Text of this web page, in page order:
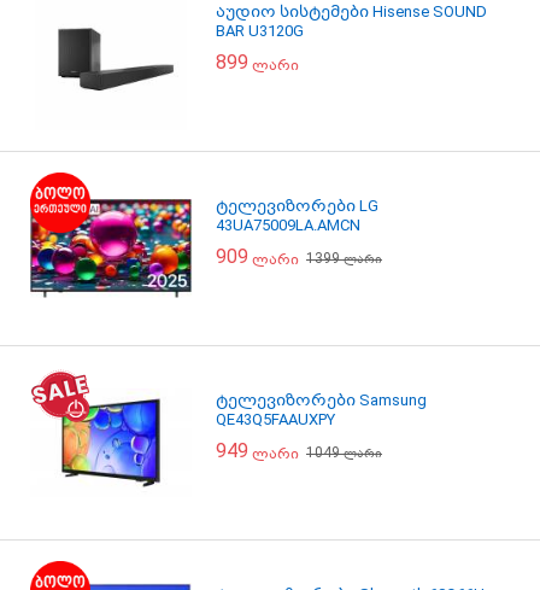
აუდიო სისტემები Hisense SOUND
BAR U3120G
899 ლარი
ტელევიზორები LG
43UA75009LA.AMCN
909 ლარი 1399ლარი
ტელევიზორები Samsung
QE43Q5FAAUXPY
949 ლარი 1049ლარი